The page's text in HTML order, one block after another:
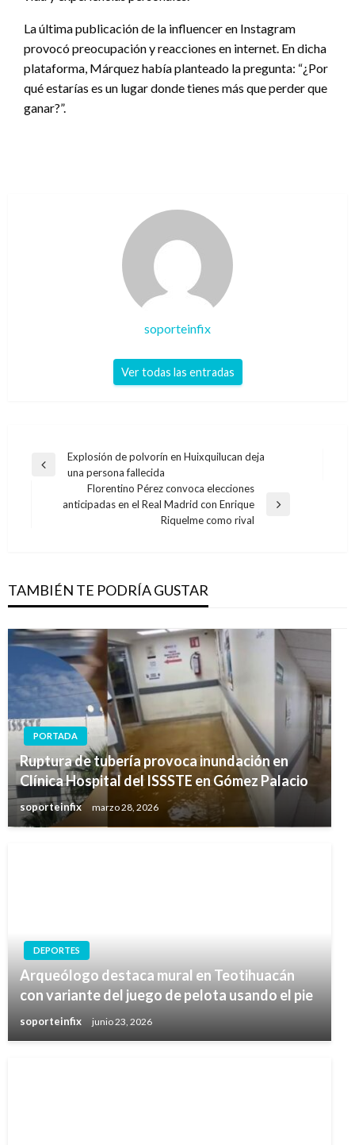
La última publicación de la influencer en Instagram
provocó preocupación y reacciones en internet. En dicha
plataforma, Márquez había planteado la pregunta: “¿Por
qué estarías es un lugar donde tienes más que perder que
ganar?”.
soporteinfix
Ver todas las entradas
Navegación
entradas
Entrada
Explosión de polvorín en Huixquilucan deja
una persona fallecida
Entrada
Florentino Pérez convoca elecciones
anticipadas en el Real Madrid con Enrique
Riquelme como rival
TAMBIÉN TE PODRÍA GUSTAR
PORTADA
Ruptura de tubería provoca inundación en
Clínica Hospital del ISSSTE en Gómez Palacio
soporteinfix marzo 28, 2026
DEPORTES
Arqueólogo destaca mural en Teotihuacán
con variante del juego de pelota usando el pie
soporteinfix junio 23, 2026